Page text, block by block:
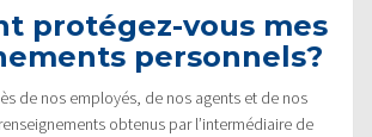
protégez-vous mes
personnels?
de nos employés, de nos agents et de nos
obtenus par l’intermédiaire de